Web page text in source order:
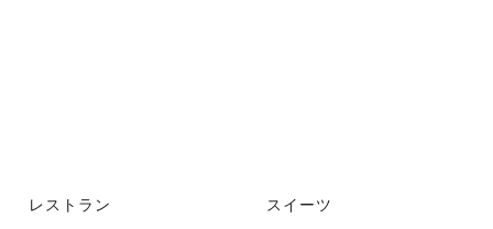
レストラン スイーツ